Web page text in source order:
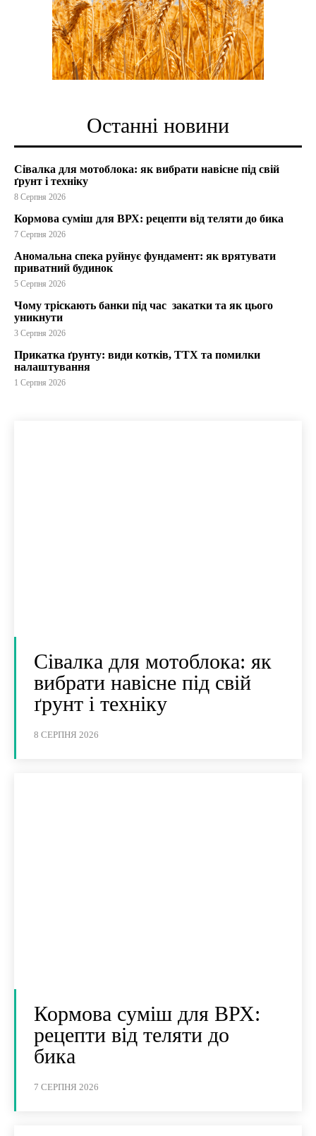
Останні новини
Сівалка для мотоблока: як вибрати навісне під свій
ґрунт і техніку
8 Серпня 2026
Кормова суміш для ВРХ: рецепти від теляти до бика
7 Серпня 2026
Аномальна спека руйнує фундамент: як врятувати
приватний будинок
5 Серпня 2026
Чому тріскають банки під час закатки та як цього
уникнути
3 Серпня 2026
Прикатка ґрунту: види котків, ТТХ та помилки
налаштування
1 Серпня 2026
Сівалка для мотоблока: як
вибрати навісне під свій
ґрунт і техніку
8 СЕРПНЯ 2026
Кормова суміш для ВРХ:
рецепти від теляти до
бика
7 СЕРПНЯ 2026